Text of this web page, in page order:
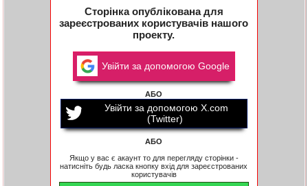
Сторінка опублікована для
зареєстрованих користувачів нашого
проекту.
Увійти за допомогою Google
АБО
Увійти за допомогою X.com
(Twitter)
АБО
Якщо у вас є акаунт то для перегляду сторінки -
натисніть будь ласка кнопку вхід для зареєстрованих
користувачів